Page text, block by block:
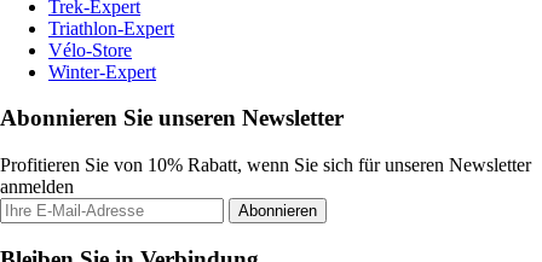
Trek-Expert
Triathlon-Expert
Vélo-Store
Winter-Expert
Abonnieren Sie unseren Newsletter
Profitieren Sie von 10% Rabatt, wenn Sie sich für unseren Newsletter
anmelden
Abonnieren